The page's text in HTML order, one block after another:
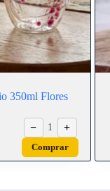
350ml Flores
− 1 +
Comprar